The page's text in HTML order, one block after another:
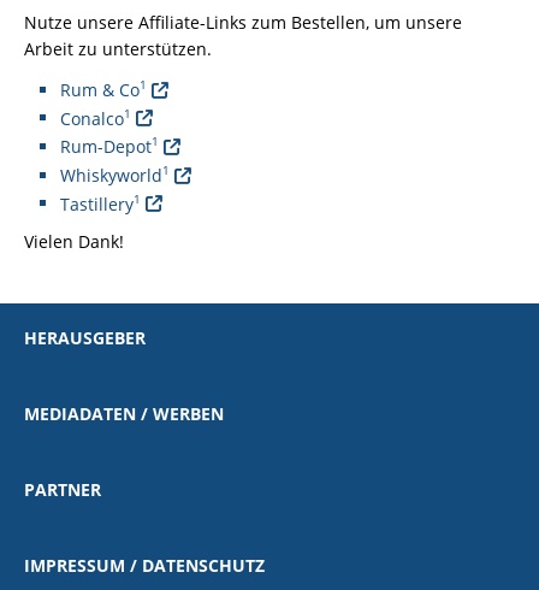
Nutze unsere Affiliate-Links zum Bestellen, um unsere
Arbeit zu unterstützen.
Rum & Co1
Conalco1
Rum-Depot1
Whiskyworld1
Tastillery1
Vielen Dank!
HERAUSGEBER
MEDIADATEN / WERBEN
PARTNER
IMPRESSUM / DATENSCHUTZ